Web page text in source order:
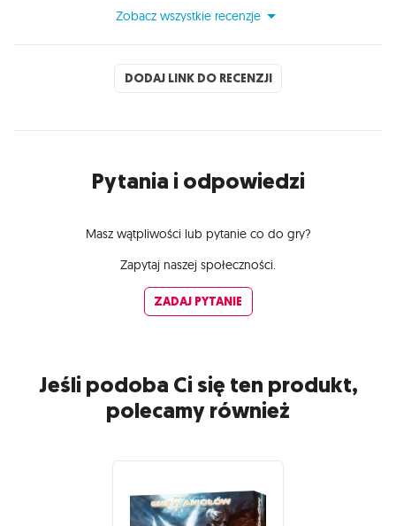
Zobacz wszystkie recenzje
DODAJ LINK DO RECENZJI
Pytania i odpowiedzi
Masz wątpliwości lub pytanie co do gry?
Zapytaj naszej społeczności.
ZADAJ PYTANIE
Jeśli podoba Ci się ten produkt,
polecamy również